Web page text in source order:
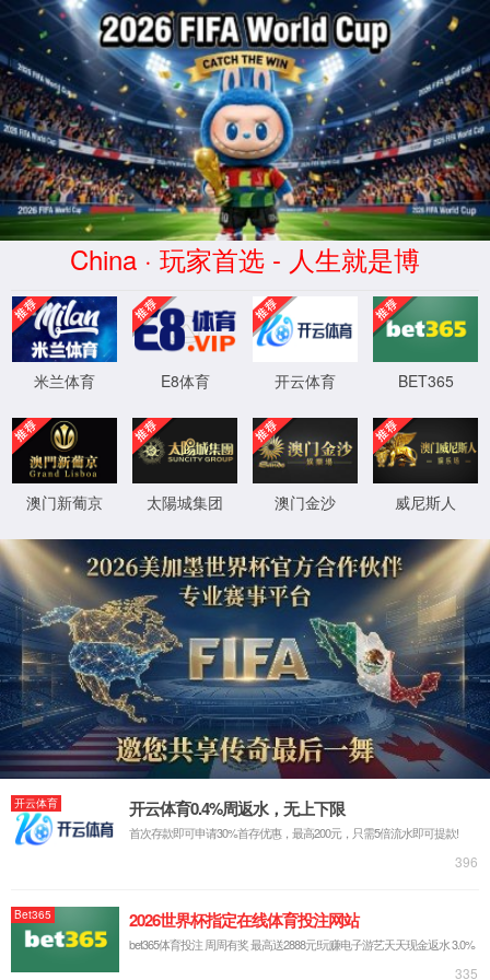
请输入您搜索的信息！
首页
党建馆
科技馆
微特电机科技博物馆
校史馆
双奥馆
视觉艺术馆
民间美术博物馆
民间美术博物馆 工作动态
展馆简介
展馆预约
工作动态
馆藏展示
民间美术博物馆
版权所有 © 4008云顶国际集团